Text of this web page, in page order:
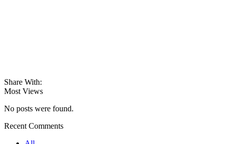
Share With:
Most Views
No posts were found.
Recent Comments